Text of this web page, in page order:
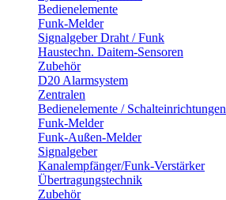
Bedienelemente
Funk-Melder
Signalgeber Draht / Funk
Haustechn. Daitem-Sensoren
Zubehör
D20 Alarmsystem
Zentralen
Bedienelemente / Schalteinrichtungen
Funk-Melder
Funk-Außen-Melder
Signalgeber
Kanalempfänger/Funk-Verstärker
Übertragungstechnik
Zubehör